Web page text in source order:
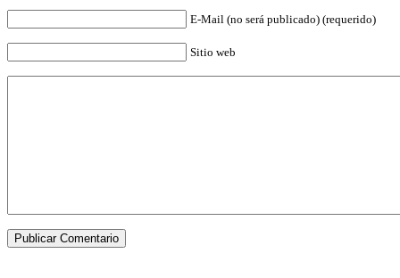
E-Mail (no será publicado) (requerido)
Sitio web